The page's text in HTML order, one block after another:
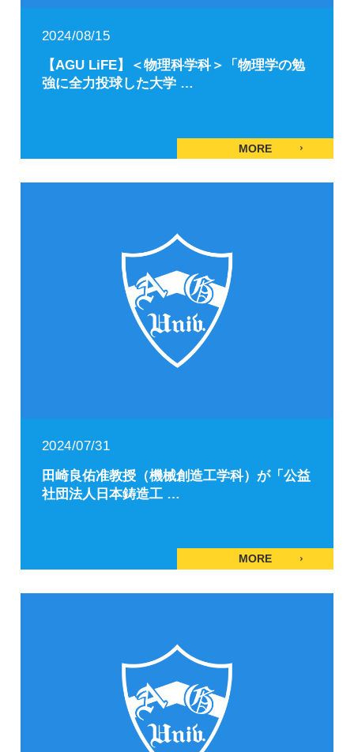
2024/08/15
【AGU LiFE】＜物理科学科＞「物理学の勉
強に全力投球した大学 …
MORE
2024/07/31
田崎良佑准教授（機械創造工学科）が「公益
社団法人日本鋳造工 …
MORE